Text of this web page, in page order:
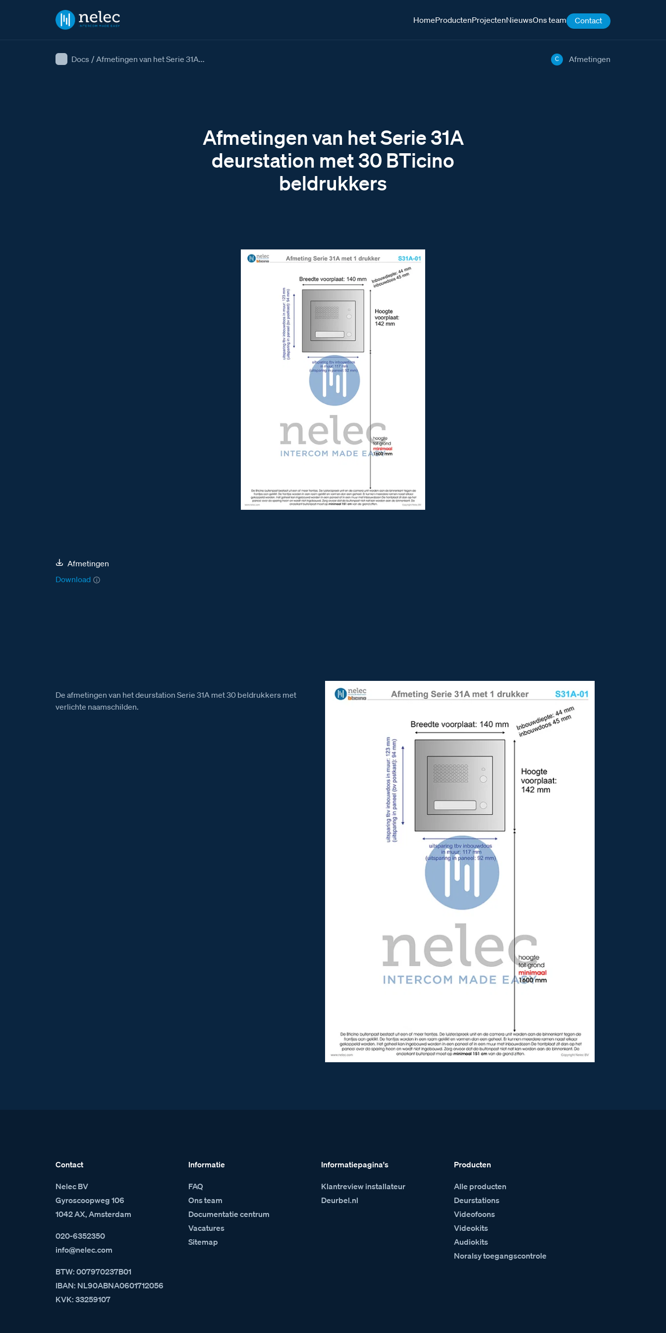
HomeProductenProjectenNieuwsOns team Contact
Docs / Afmetingen van het Serie 31A... C Afmetingen
Afmetingen van het Serie 31A
deurstation met 30 BTicino
beldrukkers
Afmetingen
Download
De afmetingen van het deurstation Serie 31A met 30 beldrukkers met
verlichte naamschilden.
Contact
Nelec BV
Gyroscoopweg 106
1042 AX, Amsterdam
020-6352350
info@nelec.com
BTW: 007970237B01
IBAN: NL90ABNA0601712056
KVK: 33259107
Informatie
FAQ
Ons team
Documentatie centrum
Vacatures
Sitemap
Informatiepagina's
Klantreview installateur
Deurbel.nl
Producten
Alle producten
Deurstations
Videofoons
Videokits
Audiokits
Noralsy toegangscontrole